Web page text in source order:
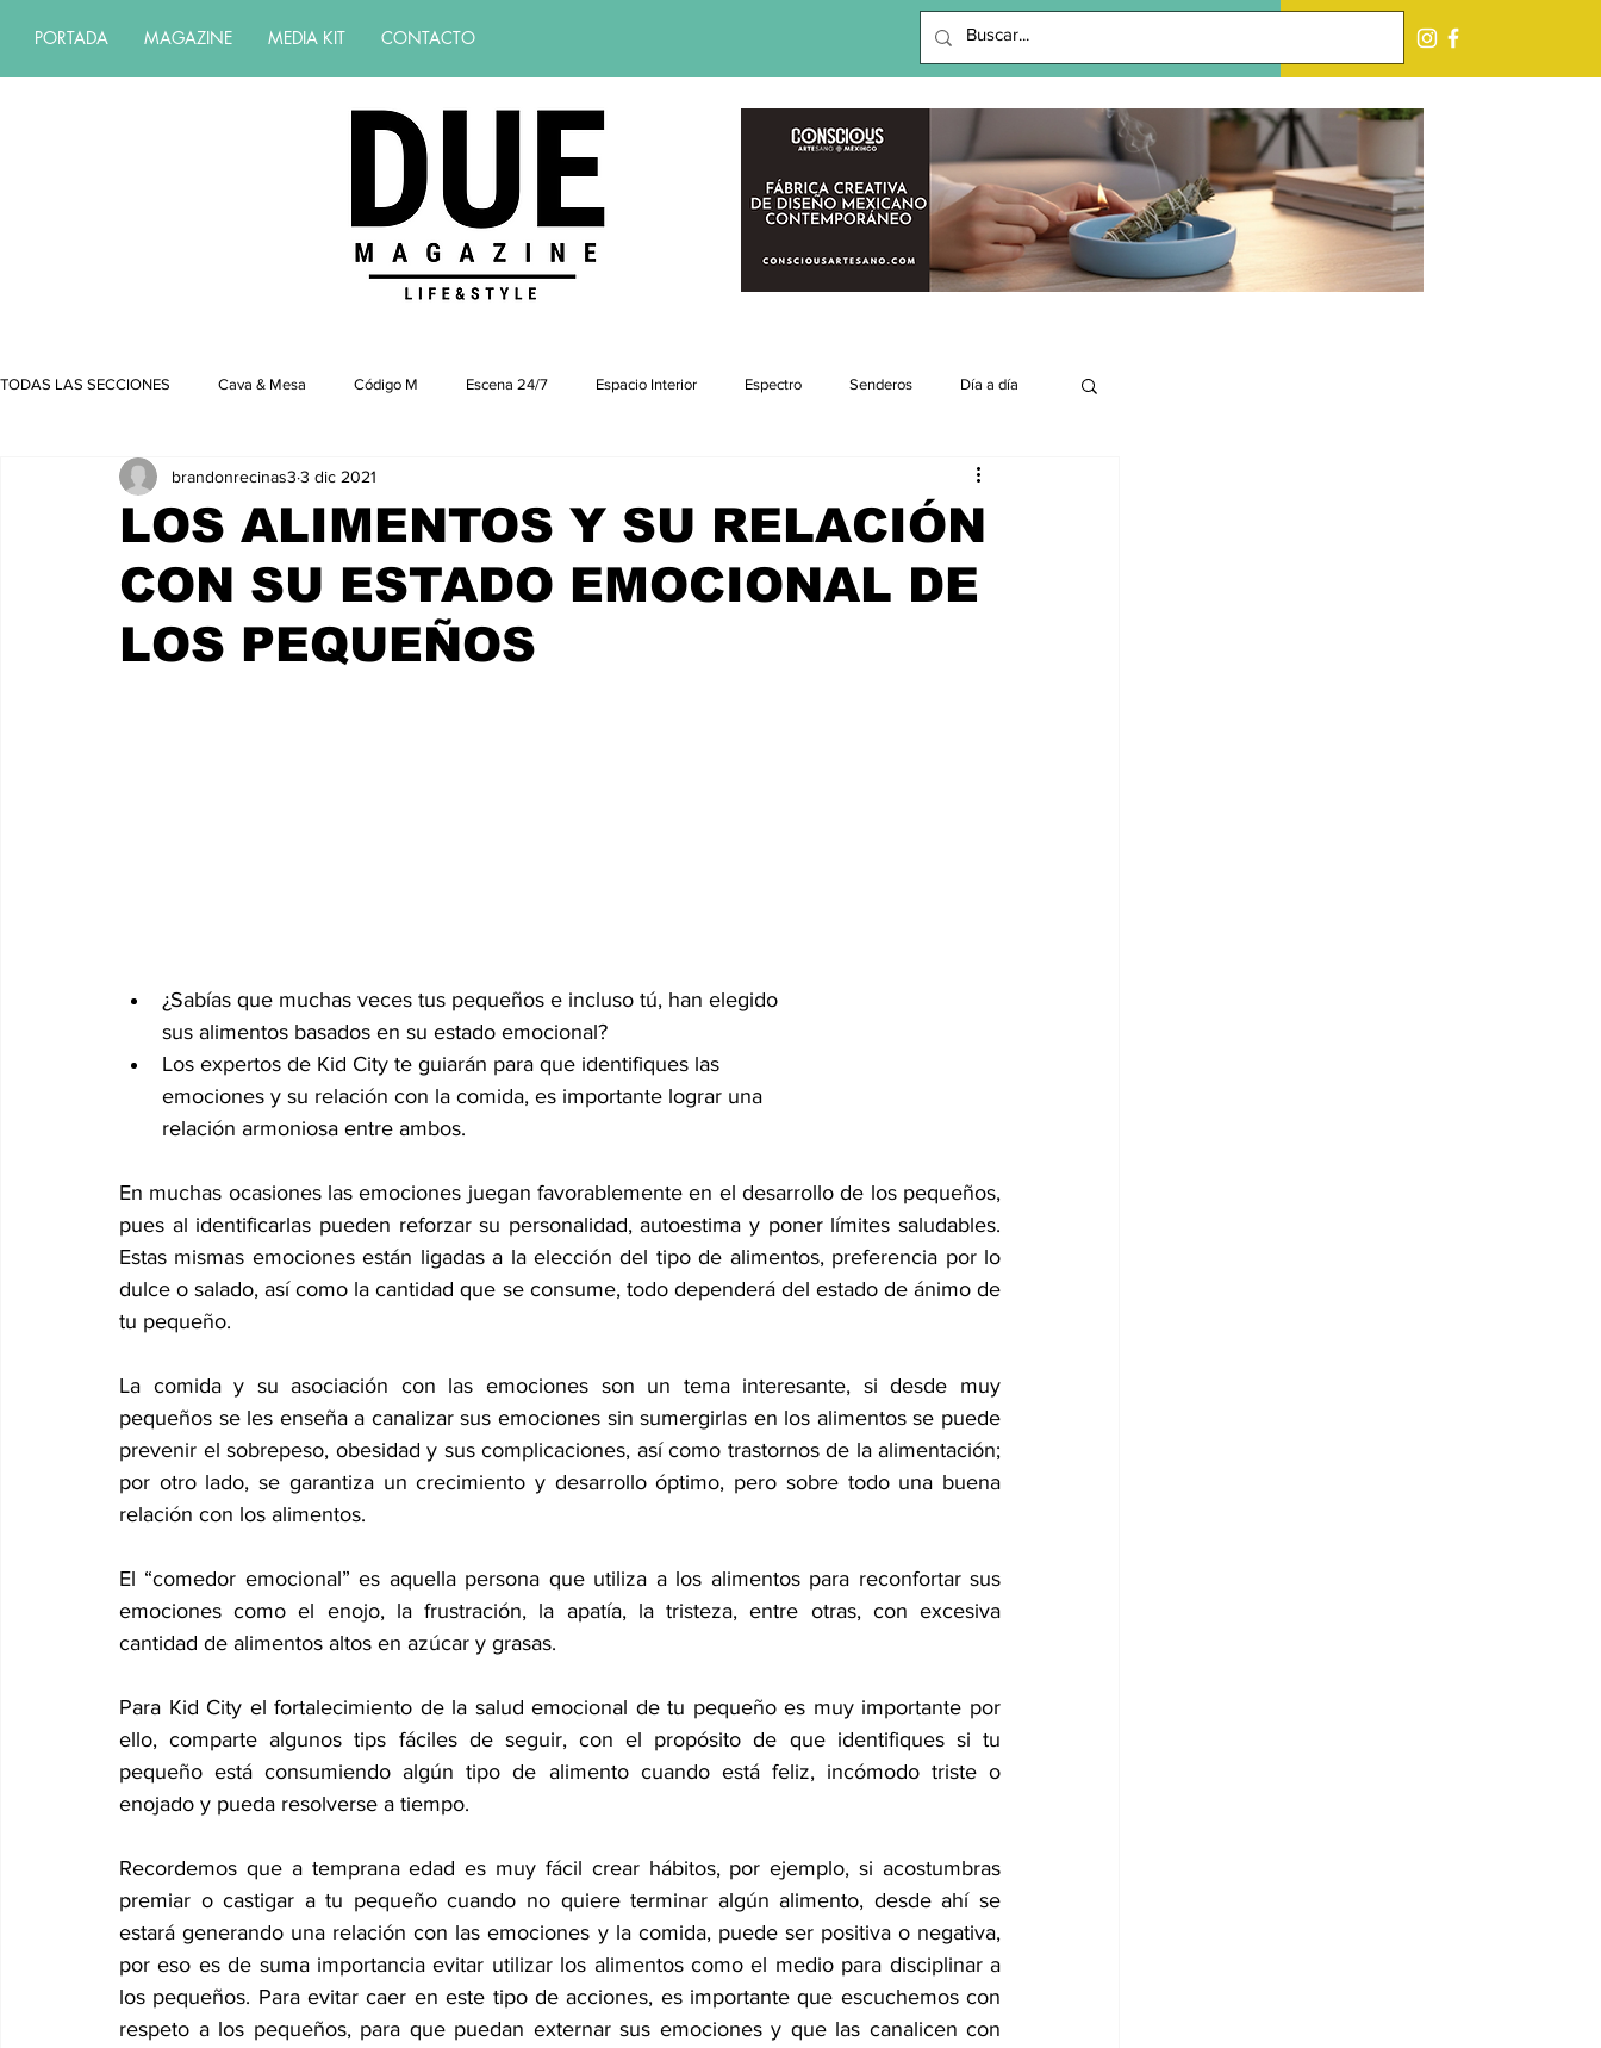
PORTADA MAGAZINE MEDIA KIT CONTACTO
TODAS LAS SECCIONES Cava & Mesa Código M Escena 24/7 Espacio Interior Espectro Senderos Día a día
LOS ALIMENTOS Y SU RELACIÓN
CON SU ESTADO EMOCIONAL DE
LOS PEQUEÑOS
brandonrecinas3 3 dic 2021
¿Sabías que muchas veces tus pequeños e incluso tú, han elegido
sus alimentos basados en su estado emocional?
Los expertos de Kid City te guiarán para que identifiques las
emociones y su relación con la comida, es importante lograr una
relación armoniosa entre ambos.
En muchas ocasiones las emociones juegan favorablemente en el desarrollo de los pequeños,
pues al identificarlas pueden reforzar su personalidad, autoestima y poner límites saludables.
Estas mismas emociones están ligadas a la elección del tipo de alimentos, preferencia por lo
dulce o salado, así como la cantidad que se consume, todo dependerá del estado de ánimo de
tu pequeño.
La comida y su asociación con las emociones son un tema interesante, si desde muy
pequeños se les enseña a canalizar sus emociones sin sumergirlas en los alimentos se puede
prevenir el sobrepeso, obesidad y sus complicaciones, así como trastornos de la alimentación;
por otro lado, se garantiza un crecimiento y desarrollo óptimo, pero sobre todo una buena
relación con los alimentos.
El “comedor emocional” es aquella persona que utiliza a los alimentos para reconfortar sus
emociones como el enojo, la frustración, la apatía, la tristeza, entre otras, con excesiva
cantidad de alimentos altos en azúcar y grasas.
Para Kid City el fortalecimiento de la salud emocional de tu pequeño es muy importante por
ello, comparte algunos tips fáciles de seguir, con el propósito de que identifiques si tu
pequeño está consumiendo algún tipo de alimento cuando está feliz, incómodo triste o
enojado y pueda resolverse a tiempo.
Recordemos que a temprana edad es muy fácil crear hábitos, por ejemplo, si acostumbras
premiar o castigar a tu pequeño cuando no quiere terminar algún alimento, desde ahí se
estará generando una relación con las emociones y la comida, puede ser positiva o negativa,
por eso es de suma importancia evitar utilizar los alimentos como el medio para disciplinar a
los pequeños. Para evitar caer en este tipo de acciones, es importante que escuchemos con
respeto a los pequeños, para que puedan externar sus emociones y que las canalicen con